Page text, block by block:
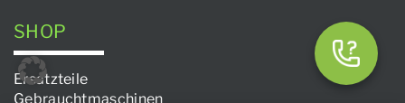
SHOP
Ersatzteile
Gebrauchtmaschinen